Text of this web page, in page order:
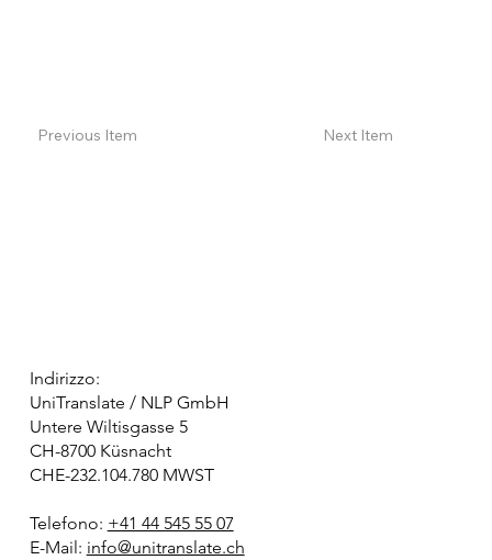
Previous Item Next Item
Indirizzo:
UniTranslate / NLP GmbH
Untere Wiltisgasse 5
CH-8700 Küsnacht
CHE-232.104.780 MWST
Telefono: +41 44 545 55 07
E-Mail: info@unitranslate.ch